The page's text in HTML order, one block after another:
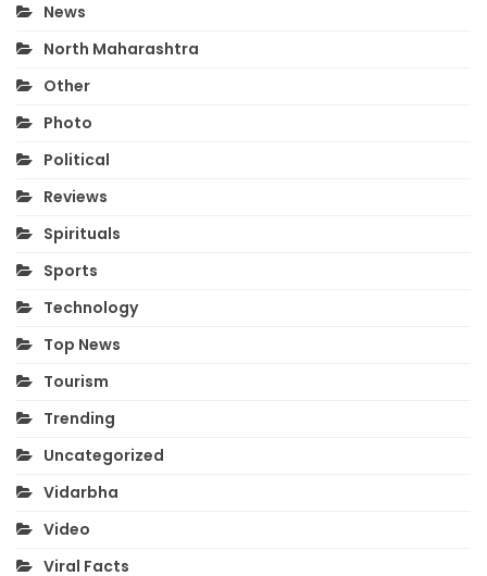
News
North Maharashtra
Other
Photo
Political
Reviews
Spirituals
Sports
Technology
Top News
Tourism
Trending
Uncategorized
Vidarbha
Video
Viral Facts